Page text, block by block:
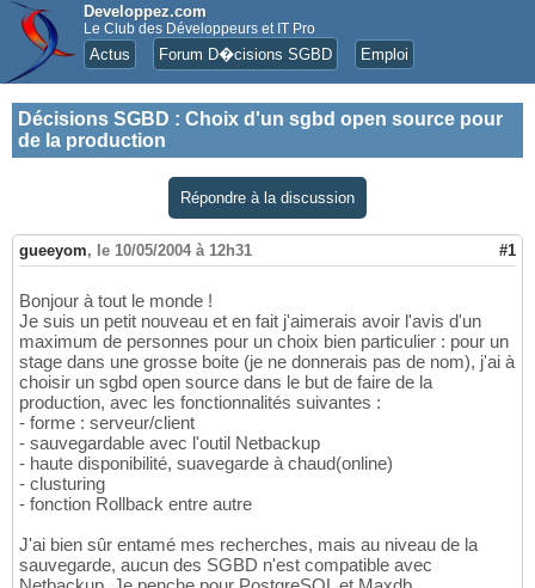
Developpez.com
Le Club des Développeurs et IT Pro
Actus Forum D�cisions SGBD Emploi
Décisions SGBD : Choix d'un sgbd open source pour
de la production
Répondre à la discussion
gueeyom, le 10/05/2004 à 12h31 #1
Bonjour à tout le monde !
Je suis un petit nouveau et en fait j'aimerais avoir l'avis d'un
maximum de personnes pour un choix bien particulier : pour un
stage dans une grosse boite (je ne donnerais pas de nom), j'ai à
choisir un sgbd open source dans le but de faire de la
production, avec les fonctionnalités suivantes :
- forme : serveur/client
- sauvegardable avec l'outil Netbackup
- haute disponibilité, suavegarde à chaud(online)
- clusturing
- fonction Rollback entre autre
J'ai bien sûr entamé mes recherches, mais au niveau de la
sauvegarde, aucun des SGBD n'est compatible avec